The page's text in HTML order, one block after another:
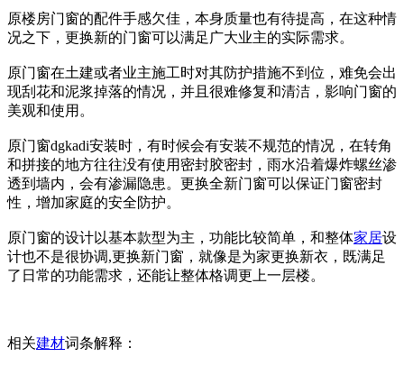
原楼房门窗的配件手感欠佳，本身质量也有待提高，在这种情
况之下，更换新的门窗可以满足广大业主的实际需求。
原门窗在土建或者业主施工时对其防护措施不到位，难免会出
现刮花和泥浆掉落的情况，并且很难修复和清洁，影响门窗的
美观和使用。
原门窗dgkadi安装时，有时候会有安装不规范的情况，在转角
和拼接的地方往往没有使用密封胶密封，雨水沿着爆炸螺丝渗
透到墙内，会有渗漏隐患。更换全新门窗可以保证门窗密封
性，增加家庭的安全防护。
原门窗的设计以基本款型为主，功能比较简单，和整体家居设
计也不是很协调,更换新门窗，就像是为家更换新衣，既满足
了日常的功能需求，还能让整体格调更上一层楼。
相关建材词条解释：